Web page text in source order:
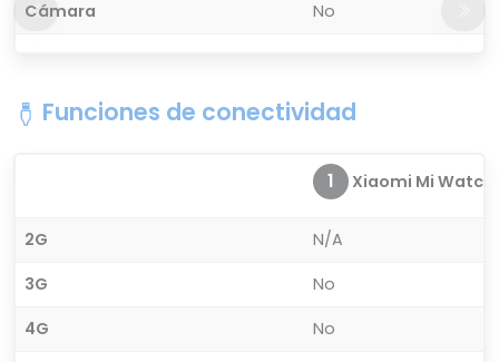
Cámara No
Funciones de conectividad
1 Xiaomi Mi Watch
2G
N/A
3G
No
4G
No